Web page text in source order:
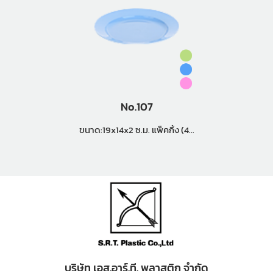
No.107
ขนาด:19x14x2 ซ.ม. แพ็คกิ้ง (48
บริษัท เอส.อาร์.ที. พลาสติก จำกัด